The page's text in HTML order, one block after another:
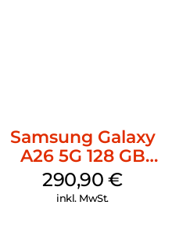
Samsung Galaxy
A26 5G 128 GB
Mint
290,90€
inkl. MwSt.